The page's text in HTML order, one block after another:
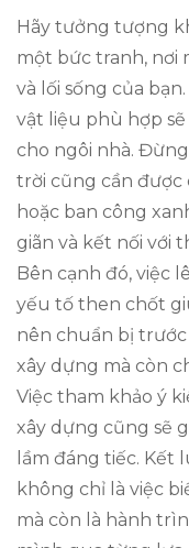
Hãy tưởng tượng
một bức tranh, nơi
và lối sống của
vật liệu phù hợp sẽ
cho ngôi nhà.
trời cũng cần được
hoặc ban công
giãn và kết nối với
Bên cạnh đó, việc
yếu tố then chốt
nên chuẩn bị
xây dựng mà còn
Việc tham khảo ý
xây dựng cũng sẽ
lầm đáng tiếc. Kết
không chỉ là việc
mà còn là hành